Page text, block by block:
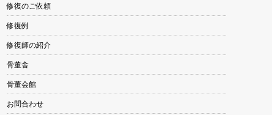
修復のご依頼
修復例
修復師の紹介
骨董舎
骨董会館
お問合わせ